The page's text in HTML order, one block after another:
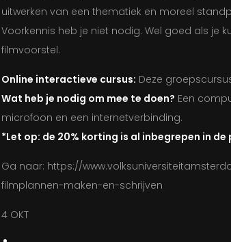
uitwerken van een thematiek en moreel
Voorkennis heb je niet nodig. Wel goed als je
filmvoorstel.
Online interactieve cursus: Deze
Wat heb je nodig om mee te doen? Een
microfoon en een internetverbinding.
*Let op: de 20% korting is al inbegrepen in de
Ga naar: https://
filmplannen-maken-en-schrijven
4 OKT